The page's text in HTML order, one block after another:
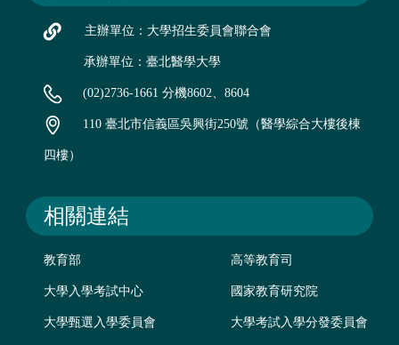
主辦單位：大學招生委員會聯合會
承辦單位：臺北醫學大學
(02)2736-1661 分機8602、8604
110 臺北市信義區吳興街250號（醫學綜合大樓後棟
四樓）
相關連結
教育部 高等教育司
大學入學考試中心 國家教育研究院
大學甄選入學委員會 大學考試入學分發委員會